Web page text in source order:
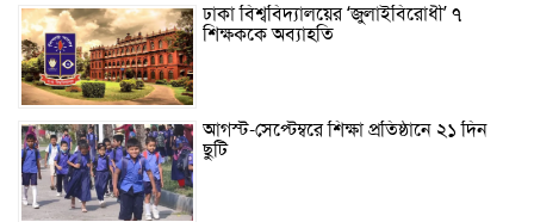
ঢাকা বিশ্ববিদ্যালয়ের ‘জুলাইবিরোধী’ ৭
শিক্ষককে অব্যাহতি
আগস্ট-সেপ্টেম্বরে শিক্ষা প্রতিষ্ঠানে ২১ দিন
ছুটি